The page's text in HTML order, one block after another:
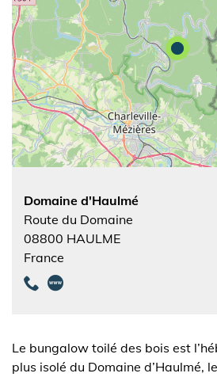
Domaine d'Haulmé
Route du Domaine
08800 HAULME
France
Le bungalow toilé des bois est
plus isolé du Domaine d’Haulmé,